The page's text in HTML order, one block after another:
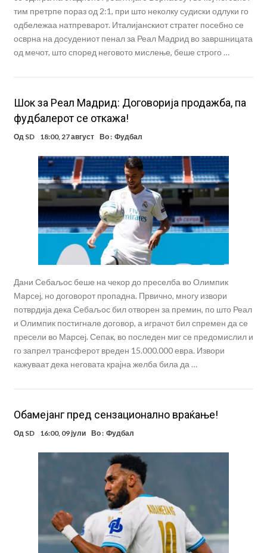
тим претрпе пораз од 2:1, при што неколку судиски одлуки го
одбележаа натпреварот. Италијанскиот стратег посебно се
осврна на досудениот пенал за Реал Мадрид во завршницата
од мечот, што според неговото мислење, беше строго …
Шок за Реал Мадрид: Договорија продажба, па
фудбалерот се откажа!
Од SD 18:00, 27 август Во : Фудбал
Дани Себаљос беше на чекор до преселба во Олимпик
Марсеј, но договорот пропадна. Првично, многу извори
потврдија дека Себаљос бил отворен за премин, по што Реал
и Олимпик постигнале договор, а играчот бил спремен да се
пресели во Марсеј. Сепак, во последен миг се предомислил и
го запрел трансферот вреден 15.000.000 евра. Извори
кажуваат дека неговата крајна желба била да …
Обамејанг пред сензационално враќање!
Од SD 16:00, 09 јули Во : Фудбал